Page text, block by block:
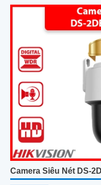
Camera Siêu Nét DS-